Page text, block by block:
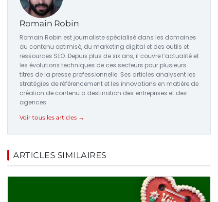
Romain Robin
Romain Robin est journaliste spécialisé dans les domaines
du contenu optimisé, du marketing digital et des outils et
ressources SEO. Depuis plus de six ans, il couvre l’actualité et
les évolutions techniques de ces secteurs pour plusieurs
titres de la presse professionnelle. Ses articles analysent les
stratégies de référencement et les innovations en matière de
création de contenu à destination des entreprises et des
agences.
Voir tous les articles →
ARTICLES SIMILAIRES